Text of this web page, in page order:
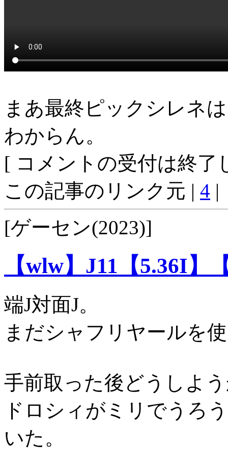
まあ最終ピックシレネ
わからん。
[ コメントの受付は終了
この記事のリンク元 | 4 |
[ゲーセン(2023)]
【wlw】J11【5.36I】
端J対面J。
まだシャフリヤールを
手前取った後どうしよ
ドロシィがミリでうろ
いた。